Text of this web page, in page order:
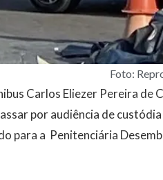
Foto:
Carlos Eliezer Pereira de
por audiência de
para a Penitenciária